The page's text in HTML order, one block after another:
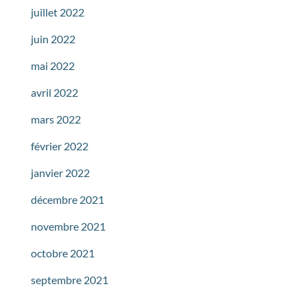
juillet 2022
juin 2022
mai 2022
avril 2022
mars 2022
février 2022
janvier 2022
décembre 2021
novembre 2021
octobre 2021
septembre 2021